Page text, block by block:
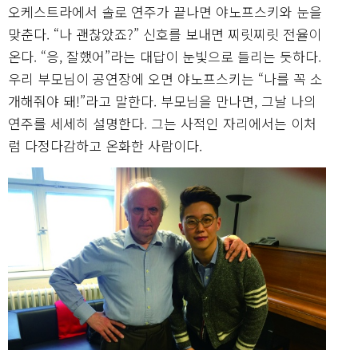
오케스트라에서 솔로 연주가 끝나면 야노프스키와 눈을
맞춘다. “나 괜찮았죠?” 신호를 보내면 찌릿찌릿 전율이
온다. “응, 잘했어”라는 대답이 눈빛으로 들리는 듯하다.
우리 부모님이 공연장에 오면 야노프스키는 “나를 꼭 소
개해줘야 돼!”라고 말한다. 부모님을 만나면, 그날 나의
연주를 세세히 설명한다. 그는 사적인 자리에서는 이처
럼 다정다감하고 온화한 사람이다.